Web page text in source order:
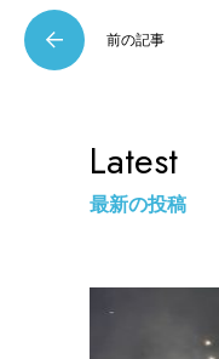
前の記事
Latest
最新の投稿